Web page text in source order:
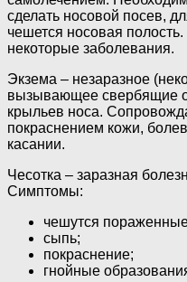
сделать носовой посев,
чешется носовая
некоторые заболевания.
Экзема – незаразное
вызывающее свербящие
крыльев носа.
покраснением кожи,
касании.
Чесотка – заразная
Симптомы:
чешутся
сыпь;
покраснение;
гнойные